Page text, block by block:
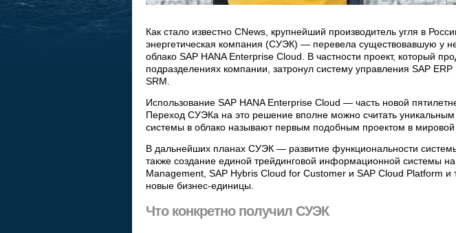
Как стало известно CNews, крупнейший производитель угля в
энергетическая компания (СУЭК) — перевела существовавшую у
облако SAP HANA Enterprise Cloud. В частности проект, который
подразделениях компании, затронул систему управления SAP
SRM.
Использование SAP HANA Enterprise Cloud — часть новой
Переход СУЭКа на это решение вполне можно считать
системы в облако называют первым подобным проектом в
В дальнейших планах СУЭК — развитие функциональности
также создание единой трейдинговой информационной системы
Management, SAP Hybris Cloud for Customer и SAP Cloud Platform
новые бизнес-единицы.
Что конкретно получил СУЭК